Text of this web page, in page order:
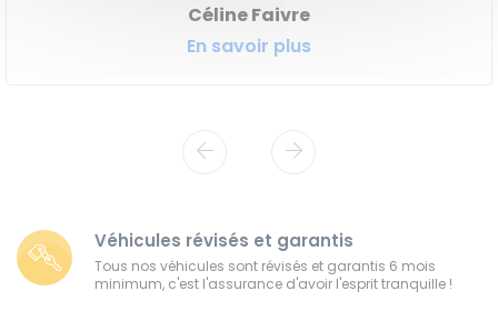
Céline Faivre
En savoir plus
Véhicules révisés et garantis
Tous nos véhicules sont révisés et garantis 6 mois
minimum, c'est l'assurance d'avoir l'esprit tranquille !